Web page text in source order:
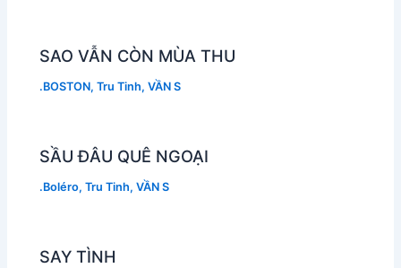
SAO VẪN CÒN MÙA THU
.BOSTON,Tru Tinh,VẦN S
SẦU ĐÂU QUÊ NGOẠI
.Boléro,Tru Tinh,VẦN S
SAY TÌNH